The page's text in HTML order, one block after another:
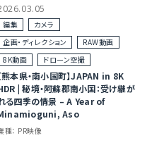
編集
カメラ
企画・ディレクション
RAW動画
8K動画
ドローン空撮
熊本県・南小国町】JAPAN in 8K
| 秘境・阿蘇郡南小国：受け継が
る四季の情景 – A Year of
Aso
種： PR映像